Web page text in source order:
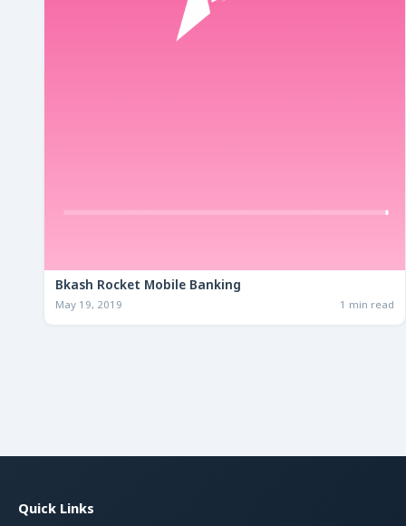
Bkash Rocket Mobile Banking
May 19, 2019 1 min read
Quick Links